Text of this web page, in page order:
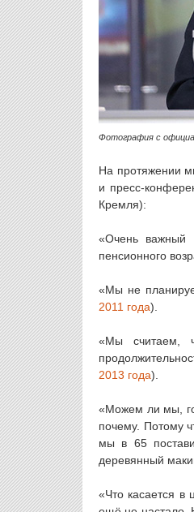
Фотография с
На протяжении
и пресс-
Кремля):
«Очень важный
пенсионного
«Мы не
2011 года).
«Мы считаем,
2013 года).
«Можем ли мы,
почему. Потому
мы в 65
деревянный
«Что касается в